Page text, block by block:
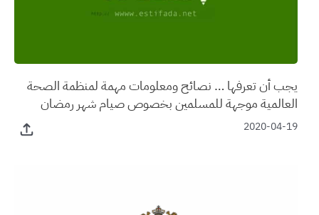
يجب أن تعرفها … نصائح ومعلومات مهمة لمنظمة الصحة
العالمية موجهة للمسلمين بخصوص صيام شهر رمضان
2020-04-19